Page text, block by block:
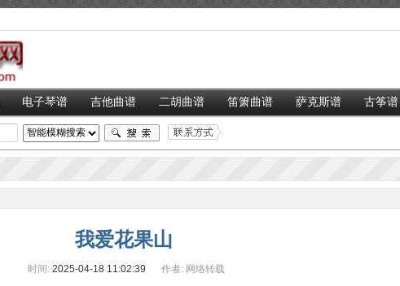
电子琴谱 吉他曲谱 二胡曲谱 笛箫曲谱 萨克斯谱 古筝谱
我爱花果山
时间: 2025-04-18 11:02:39 作者: 网络转载